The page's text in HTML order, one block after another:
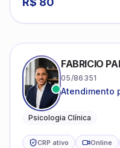
FABRICIO
05/86351
Atendimento
Psicologia Clínica
CRP ativo Online